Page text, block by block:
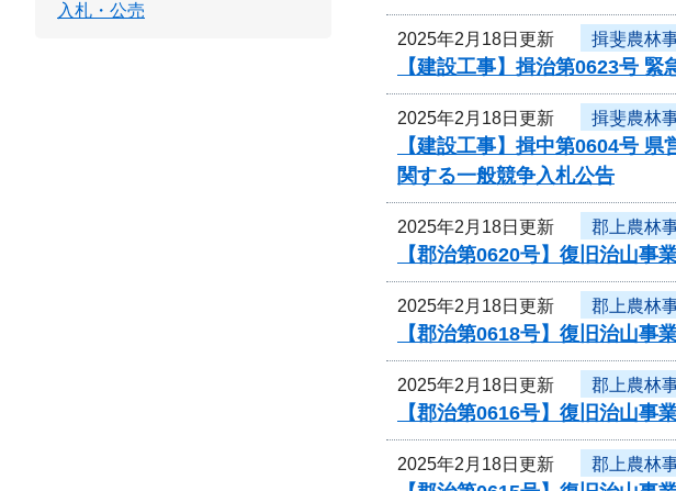
2025年2月18日更新 揖斐農林
【建設工事】揖治第0623号
2025年2月18日更新 揖斐農林
【建設工事】揖中第0604号
関する一般競争入札公告
2025年2月18日更新 郡上農林
【郡治第0620号】復旧治山
2025年2月18日更新 郡上農林
【郡治第0618号】復旧治山
2025年2月18日更新 郡上農林
【郡治第0616号】復旧治山
2025年2月18日更新 郡上農林
入札・公売